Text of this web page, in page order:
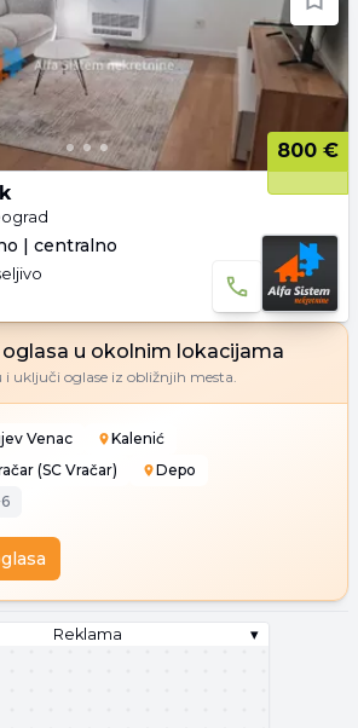
800 €
| centralno
oglasa u okolnim lokacijama
uključi oglase iz obližnjih mesta.
Venac
Kalenić
(SC Vračar)
Depo
6
Reklama ▾